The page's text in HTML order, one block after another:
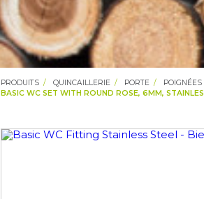
PRODUITS QUINCAILLERIE PORTE
BASIC WC SET WITH ROUND ROSE, 6MM,